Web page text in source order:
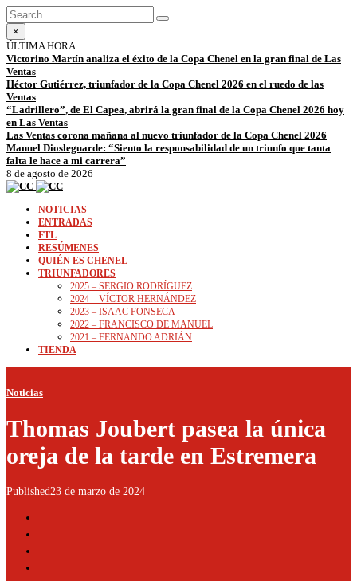
×
ÚLTIMA HORA
Victorino Martín analiza el éxito de la Copa Chenel en la gran final de Las
Ventas
Héctor Gutiérrez, triunfador de la Copa Chenel 2026 en el ruedo de las
Ventas
“Ladrillero”, de El Capea, abrirá la gran final de la Copa Chenel 2026 hoy
en Las Ventas
Las Ventas corona mañana al nuevo triunfador de la Copa Chenel 2026
Manuel Diosleguarde: “Siento la responsabilidad de un triunfo que tanta
falta le hace a mi carrera”
8 de agosto de 2026
NOTICIAS
ENTRADAS
FTL
RESÚMENES
QUIÉN ES CHENEL
TRIUNFADORES
2025 – SERGIO RODRÍGUEZ
2024 – VÍCTOR HERNÁNDEZ
2023 – ISAAC FONSECA
2022 – FRANCISCO DE MANUEL
2021 – FERNANDO ADRIÁN
TIENDA
Noticias
Thomas Joubert pasea la única
oreja de la tarde en Estremera
Published23 de marzo de 2024